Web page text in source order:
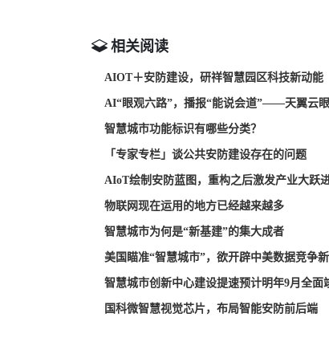
相关阅读
AIOT＋安防建设，研祥智慧园区科技新动能
AI“眼观六路”，播报“能说会道”——天翼云
智慧城市功能标识有哪些分类？
「专家专栏」谈公共安防建设存在的问题
AIoT绘制安防蓝图，重构之后激发产业大跃
物联网现在运用的地方已经越来越多
智慧城市为何是“新基建”的集大成者
美国瞄准“智慧城市”，欲开辟中美数据竞争
智慧城市创新中心建设提速预计明年9月全面
国科微智慧视觉芯片，布局智能安防前后端